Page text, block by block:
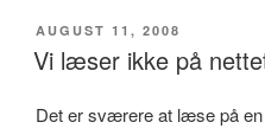
UDGIVET
DEN
AUGUST 11, 2008
Vi læser ikke på
Det er sværere at læse på